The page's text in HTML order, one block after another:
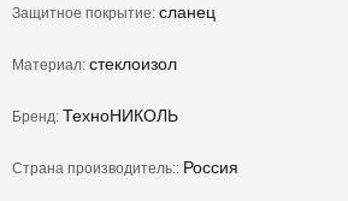
Защитное покрытие: сланец
Материал: стеклоизол
Бренд: ТехноНИКОЛЬ
Страна производитель:: Россия